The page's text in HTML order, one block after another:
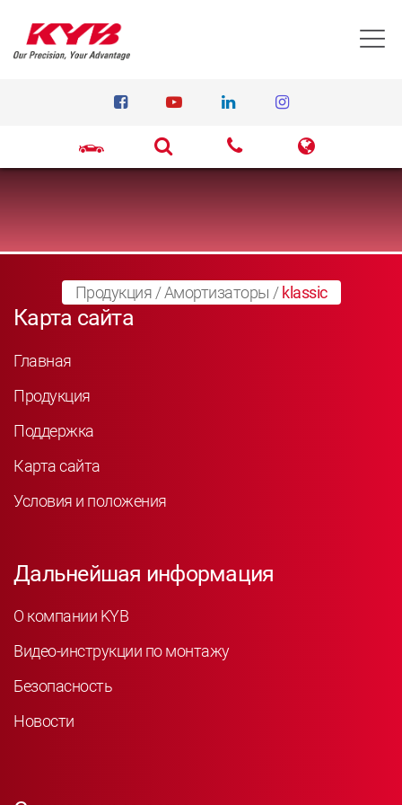
Продукция /Амортизаторы / klassic
Карта сайта
Главная
Продукция
Поддержка
Карта сайта
Условия и положения
Дальнейшая информация
О компании KYB
Видео-инструкции по монтажу
Безопасность
Новости